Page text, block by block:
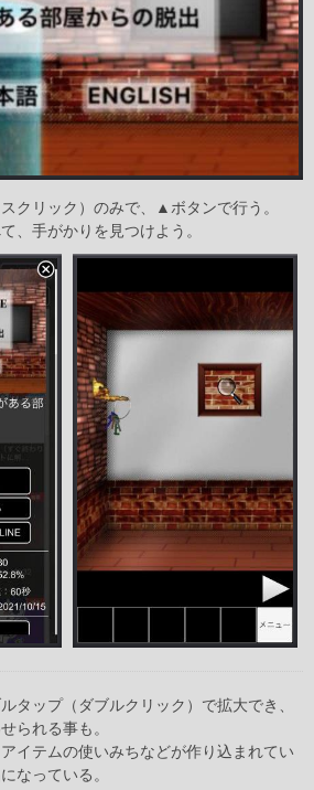
クリック）のみで、▲ボタンで行う。
、手がかりを見つけよう。
タップ（ダブルクリック）で拡大でき、
られる事も。
イテムの使いみちなどが作り込まれてい
なっている。